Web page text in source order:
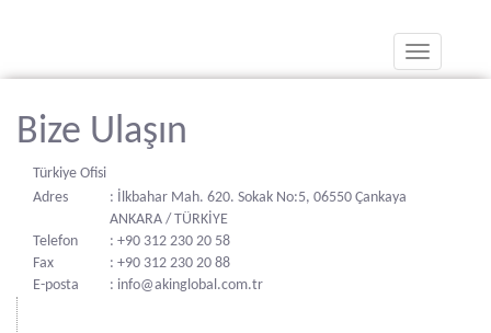
Toggle
navigation
Bize Ulaşın
Türkiye Ofisi
Adres
: İlkbahar Mah. 620. Sokak No:5, 06550 Çankaya
ANKARA / TÜRKİYE
Telefon
: +90 312 230 20 58
Fax
: +90 312 230 20 88
E-posta
: info@akinglobal.com.tr